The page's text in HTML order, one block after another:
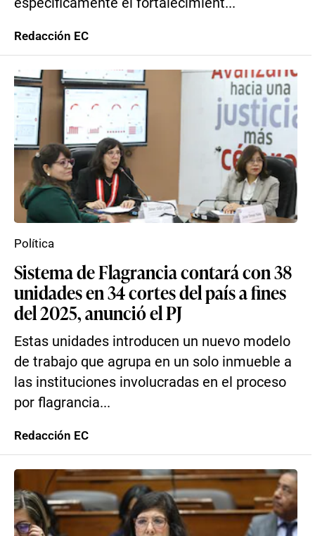
Redacción EC
Sistema de Flagrancia contará con 38
unidades en 34 cortes del país a fines
del 2025, anunció el PJ
Estas unidades introducen un nuevo modelo
de trabajo que agrupa en un solo inmueble a
las instituciones involucradas en el proceso
por flagrancia...
Política
Redacción EC